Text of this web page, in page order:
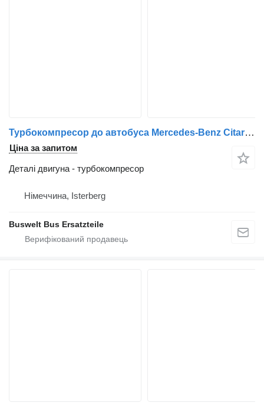
Турбокомпресор до автобуса Mercedes-Benz Citaro c2
Ціна за запитом
Деталі двигуна - турбокомпресор
Німеччина, Isterberg
Buswelt Bus Ersatzteile